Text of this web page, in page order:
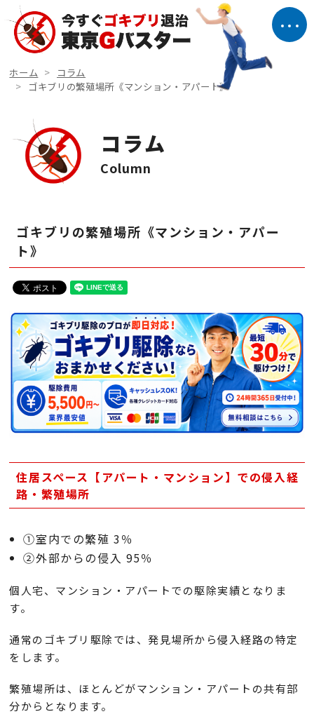
ホーム
コラム
ゴキブリの繁殖場所《マンション・アパート》
コラム
Column
ゴキブリの繁殖場所《マンション・アパー
ト》
住居スペース【アパート・マンション】での侵入経
路・繁殖場所
①室内での繁殖 3％
②外部からの侵入 95％
個人宅、マンション・アパートでの駆除実績となりま
す。
通常のゴキブリ駆除では、発見場所から侵入経路の特定
をします。
繁殖場所は、ほとんどがマンション・アパートの共有部
分からとなります。